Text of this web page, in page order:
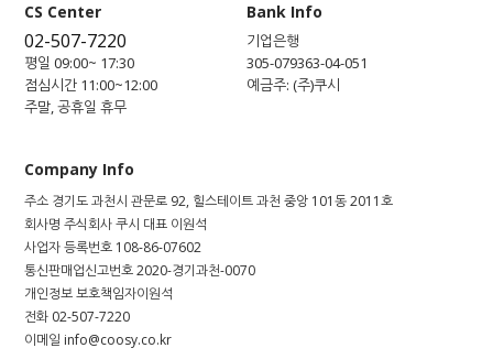
CS Center
02-507-7220
평일 09:00~ 17:30
점심시간 11:00~12:00
주말, 공휴일 휴무
Bank Info
기업은행
305-079363-04-051
예금주: (주)쿠시
Company Info
주소 경기도 과천시 관문로 92, 힐스테이트 과천 중앙 101동 2011호
회사명 주식회사 쿠시 대표 이원석
사업자 등록번호 108-86-07602
통신판매업신고번호2020-경기과천-0070
개인정보 보호책임자이원석
전화 02-507-7220
이메일 info@coosy.co.kr